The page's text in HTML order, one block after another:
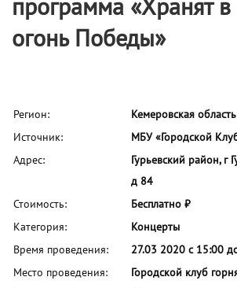
программа «Хранят в
огонь Победы»
Регион:
Кемеровская
Источник:
МБУ «Городской
Адрес:
Гурьевский район, г
д 84
Стоимость:
Бесплатно ₽
Категория:
Концерты
Время проведения:
27.03 2020 с 15:00
Место проведения:
Городской клуб